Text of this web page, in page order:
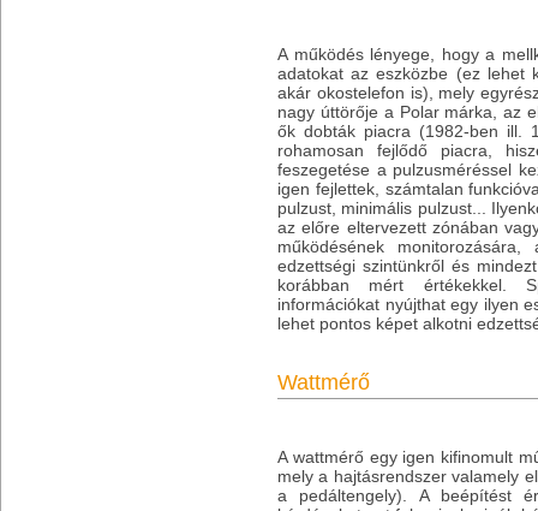
A működés lényege, hogy a
adatokat az eszközbe (ez lehet
akár okostelefon is), mely
nagy úttörője a Polar márka, az
ők dobták piacra (1982-ben ill.
rohamosan fejlődő piacra,
feszegetése a pulzusméréssel
igen fejlettek, számtalan
pulzust, minimális pulzust...
az előre eltervezett zónában
működésének
edzettségi szintünkről és
korábban mért értékekkel.
információkat nyújthat egy ilyen
lehet pontos képet alkotni
Wattmérő
A wattmérő egy igen kifinomult
mely a hajtásrendszer valamely
a pedáltengely). A beépítést